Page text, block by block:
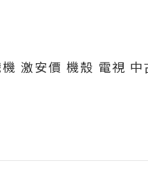
激安價 機殼 電視 中